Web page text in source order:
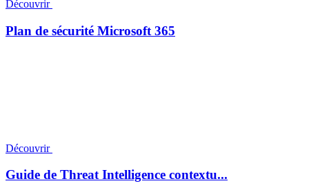
Découvrir
Plan de sécurité Microsoft 365
Découvrir
Guide de Threat Intelligence contextu...